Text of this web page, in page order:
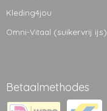
Kleding4jou
Omni-Vitaal (suikervrij ijs)
Betaalmethodes